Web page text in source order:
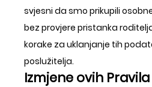
svjesni da smo prikupili
bez provjere pristanka
korake za uklanjanje tih
poslužitelja.
Izmjene ovih